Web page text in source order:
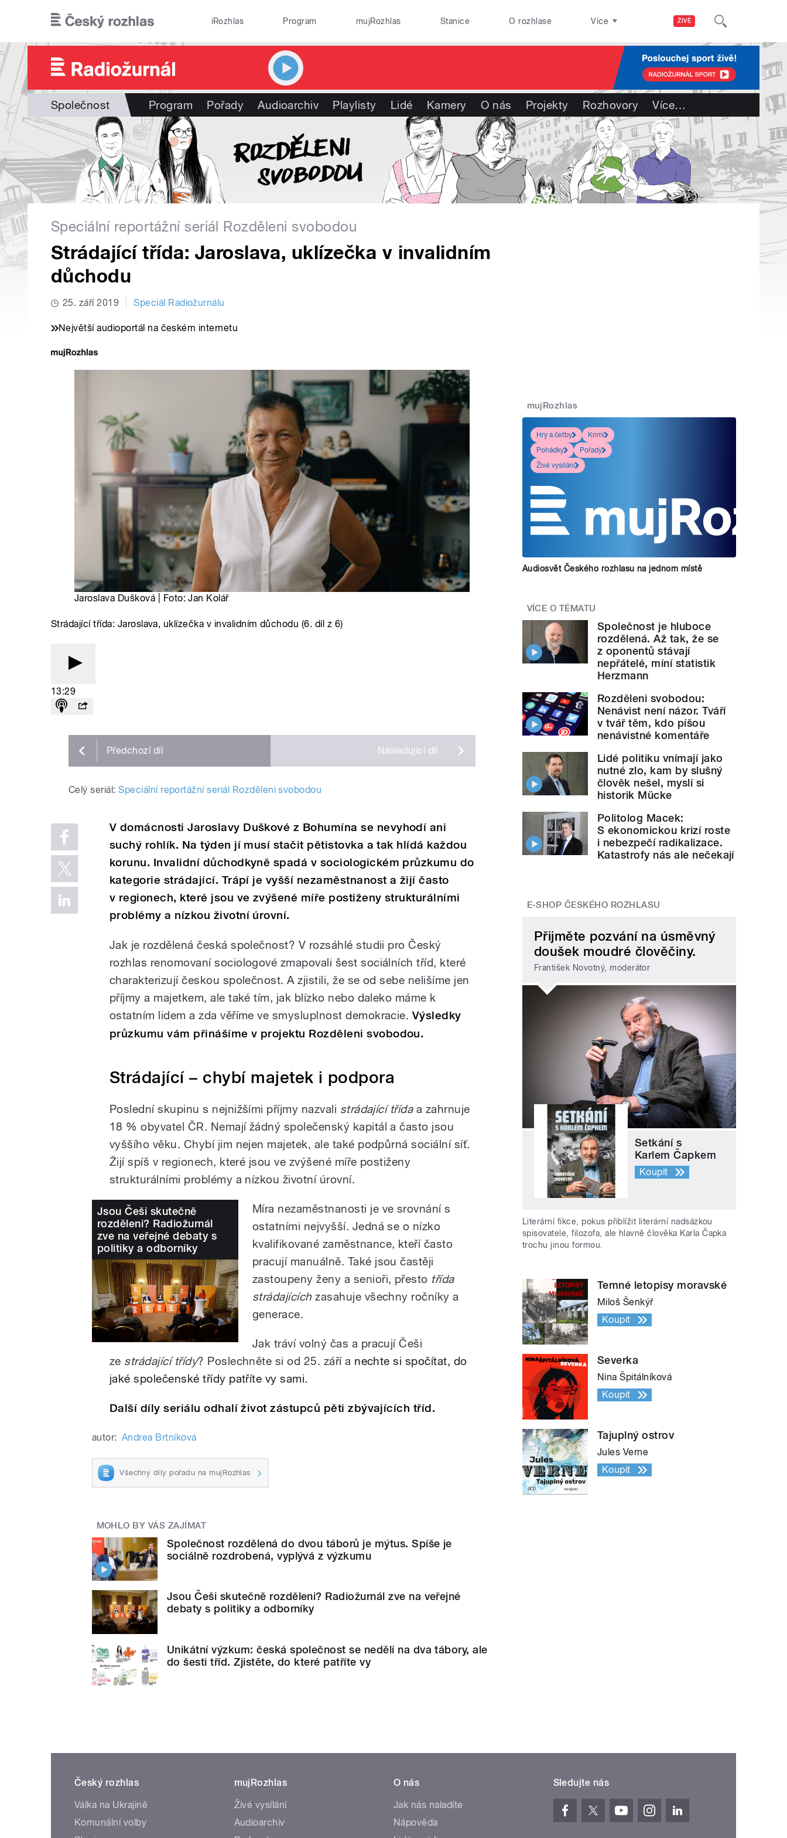
ŽIVĚ
iRozhlas Program mujRozhlas Stanice O rozhlase Více
Společnost Program Pořady Audioarchiv Playlisty Lidé Kamery O nás Projekty Rozhovory Více…
Speciální reportážní seriál Rozděleni svobodou
Strádající třída: Jaroslava, uklízečka v invalidním
důchodu
25. září 2019 Speciál Radiožurnálu
Největší audioportál na českém internetu
Jaroslava Dušková | Foto: Jan Kolář
Strádající třída: Jaroslava, uklízečka v invalidním důchodu (6. díl z 6)
13:29
Předchozí díl Následující díl
Celý seriál: Speciální reportážní seriál Rozděleni svobodou
V domácnosti Jaroslavy Duškové z Bohumína se nevyhodí ani
suchý rohlík. Na týden jí musí stačit pětistovka a tak hlídá každou
korunu. Invalidní důchodkyně spadá v sociologickém průzkumu do
kategorie strádající. Trápí je vyšší nezaměstnanost a žijí často
v regionech, které jsou ve zvýšené míře postiženy strukturálními
problémy a nízkou životní úrovní.
Jak je rozdělená česká společnost? V rozsáhlé studii pro Český
rozhlas renomovaní sociologové zmapovali šest sociálních tříd, které
charakterizují českou společnost. A zjistili, že se od sebe nelišíme jen
příjmy a majetkem, ale také tím, jak blízko nebo daleko máme k
ostatním lidem a zda věříme ve smysluplnost demokracie. Výsledky
průzkumu vám přinášíme v projektu Rozděleni svobodou.
Strádající – chybí majetek i podpora
Poslední skupinu s nejnižšími příjmy nazvali strádajícítřída a zahrnuje
18 % obyvatel ČR. Nemají žádný společenský kapitál a často jsou
vyššího věku. Chybí jim nejen majetek, ale také podpůrná sociální síť.
Žijí spíš v regionech, které jsou ve zvýšené míře postiženy
strukturálními problémy a nízkou životní úrovní.
Jsou Češi skutečně
rozděleni? Radiožurnál
zve na veřejné debaty s
politiky a odborníky
Míra nezaměstnanosti je ve srovnání s
ostatními nejvyšší. Jedná se o nízko
kvalifikované zaměstnance, kteří často
pracují manuálně. Také jsou častěji
zastoupeny ženy a senioři, přesto třída
strádajícíchzasahuje všechny ročníky a
generace.
Jak tráví volný čas a pracují Češi
ze strádající třídy? Poslechněte si od 25. září a nechte si spočítat, do
jaké společenské třídy patříte vy sami.
Další díly seriálu odhalí život zástupců pěti zbývajících tříd.
autor: Andrea Brtníková
Všechny díly pořadu na mujRozhlas
MOHLO BY VÁS ZAJÍMAT
Společnost rozdělená do dvou táborů je mýtus. Spíše je
sociálně rozdrobená, vyplývá z výzkumu
Jsou Češi skutečně rozděleni? Radiožurnál zve na veřejné
debaty s politiky a odborníky
Unikátní výzkum: česká společnost se nedělí na dva tábory, ale
do šesti tříd. Zjistěte, do které patříte vy
mujRozhlas
Hry a četby
Krimi
Pohádky
Pořady
Živé vysílání
Audiosvět Českého rozhlasu na jednom místě
VÍCE O TÉMATU
Společnost je hluboce
rozdělená. Až tak, že se
z oponentů stávají
nepřátelé, míní statistik
Herzmann
Rozděleni svobodou:
Nenávist není názor. Tváří
v tvář těm, kdo píšou
nenávistné komentáře
Lidé politiku vnímají jako
nutné zlo, kam by slušný
člověk nešel, myslí si
historik Mücke
Politolog Macek:
S ekonomickou krizí roste
i nebezpečí radikalizace.
Katastrofy nás ale nečekají
E-SHOP ČESKÉHO ROZHLASU
Přijměte pozvání na úsměvný
doušek moudré člověčiny.
František Novotný, moderátor
Setkání s
Karlem Čapkem
Koupit
Literární fikce, pokus přiblížit literární nadsázkou
spisovatele, filozofa, ale hlavně člověka Karla Čapka
trochu jinou formou.
Temné letopisy moravské
Miloš Šenkýř
Koupit
Severka
Nina Špitálníková
Koupit
Tajuplný ostrov
Jules Verne
Koupit
Český rozhlas
Válka na Ukrajině
Komunální volby
mujRozhlas
Živé vysílání
Audioarchiv
O nás
Jak nás naladíte
Nápověda
Sledujte nás